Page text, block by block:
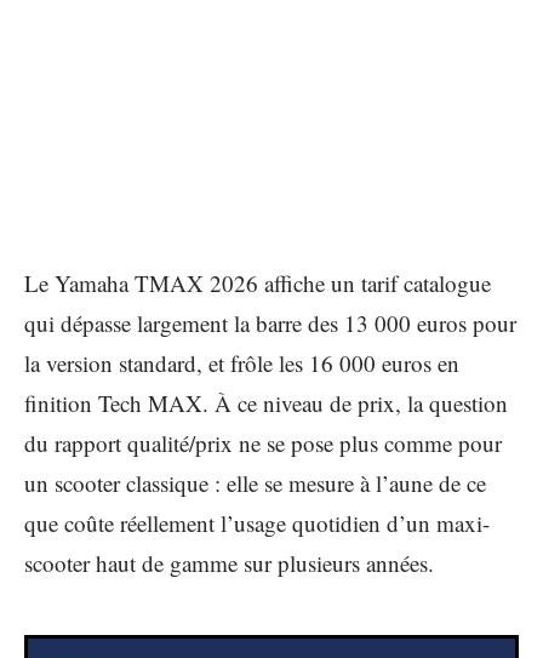
Le Yamaha TMAX 2026 affiche un tarif catalogue
qui dépasse largement la barre des 13 000 euros pour
la version standard, et frôle les 16 000 euros en
finition Tech MAX. À ce niveau de prix, la question
du rapport qualité/prix ne se pose plus comme pour
un scooter classique : elle se mesure à l’aune de ce
que coûte réellement l’usage quotidien d’un maxi-
scooter haut de gamme sur plusieurs années.